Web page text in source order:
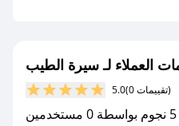
جديد.
على كل مشترياتك مع
العملاء لـ سيرة الطيب
5.0 (0 تقييمات)